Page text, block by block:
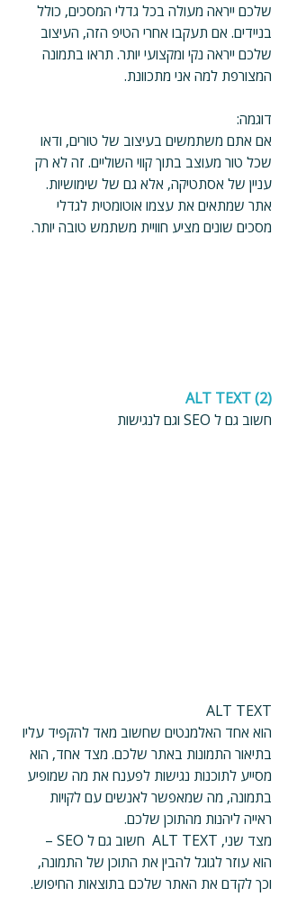
שלכם ייראה מעולה בכל גדלי המסכים, כולל
בניידים. אם תעקבו אחרי הטיפ הזה, העיצוב
שלכם ייראה נקי ומקצועי יותר. תראו בתמונה
המצורפת למה אני מתכוונת.
דוגמה:
אם אתם משתמשים בעיצוב של טורים, ודאו
שכל טור מעוצב בתוך קווי השוליים. זה לא רק
עניין של אסתטיקה, אלא גם של שימושיות.
אתר שמתאים את עצמו אוטומטית לגדלי
מסכים שונים מציע חוויית משתמש טובה יותר.
ALT TEXT (2)
חשוב גם ל SEO וגם לנגישות
ALT TEXT
הוא אחד האלמנטים שחשוב מאד להקפיד עליו
בתיאור התמונות באתר שלכם. מצד אחד, הוא
מסייע לתוכנות נגישות לפענח את מה שמופיע
בתמונה, מה שמאפשר לאנשים עם לקויות
ראייה ליהנות מהתוכן שלכם.
מצד שני, ALT TEXT  חשוב גם ל SEO –
הוא עוזר לגוגל להבין את התוכן של התמונה,
וכך לקדם את האתר שלכם בתוצאות החיפוש.